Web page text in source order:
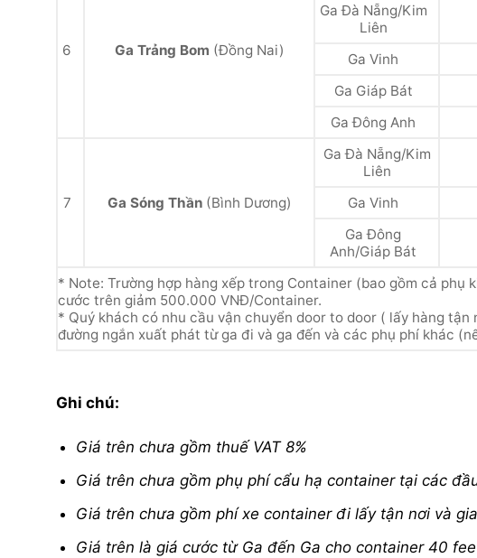
6 Ga Trảng Bom (Đồng Nai)
Ga Đà Nẵng/Kim
Liên
Ga Vinh
Ga Giáp Bát
Ga Đông Anh
7 Ga Sóng Thần(Bình Dương)
Ga Đà Nẵng/Kim
Liên
Ga Vinh
Ga Đông
Anh/Giáp Bát
* Note: Trường hợp hàng xếp trong Container (bao gồm cả
cước trên giảm 500.000 VNĐ/Container.
* Quý khách có nhu cầu vận chuyển door to door ( lấy hàng
đường ngắn xuất phát từ ga đi và ga đến và các phụ phí khác
Ghi chú:
Giá trên chưa gồm thuế VAT 8%
Giá trên chưa gồm phụ phí cẩu hạ container tại các
Giá trên chưa gồm phí xe container đi lấy tận nơi và
Giá trên là giá cước từ Ga đến Ga cho container 40